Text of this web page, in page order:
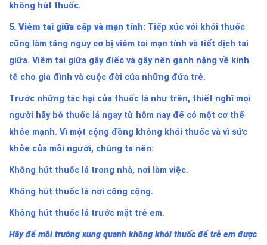
không hút thuốc.
5. Viêm tai giữa cấp và mạn tính: Tiếp xúc với khói thuốc
cũng làm tăng nguy cơ bị viêm tai mạn tính và tiết dịch tai
giữa. Viêm tai giữa gây điếc và gây nên gánh nặng về kinh
tế cho gia đình và cuộc đời của những đứa trẻ.
Trước những tác hại của thuốc lá như trên, thiết nghĩ mọi
người hãy bỏ thuốc lá ngay từ hôm nay để có một cơ thể
khỏe mạnh. Vì một cộng đồng không khói thuốc và vì sức
khỏe của mỗi người, chúng ta nên:
Không hút thuốc lá trong nhà, nơi làm việc.
Không hút thuốc lá nơi công cộng.
Không hút thuốc lá trước mặt trẻ em.
Hãy để môi trường xung quanh không khói thuốc để trẻ em được